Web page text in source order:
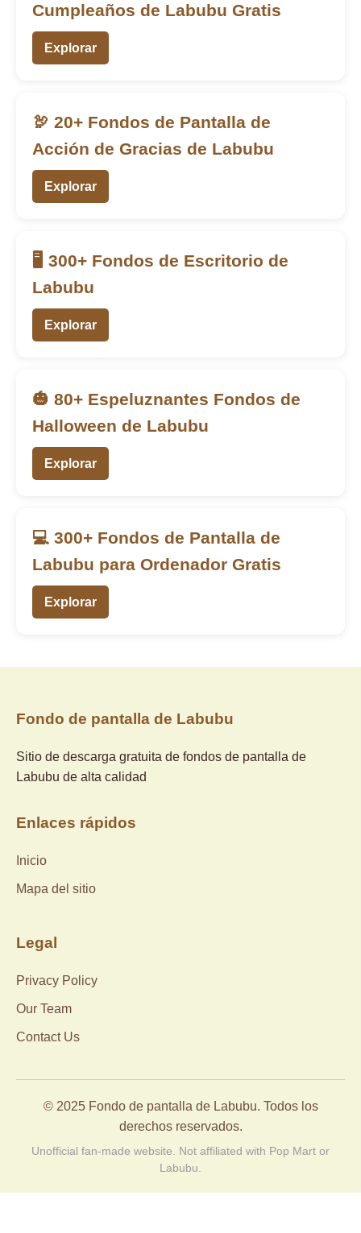
Cumpleaños de Labubu Gratis
Explorar
🦃 20+ Fondos de Pantalla de
Acción de Gracias de Labubu
Explorar
🖥️ 300+ Fondos de Escritorio de
Labubu
Explorar
🎃 80+ Espeluznantes Fondos de
Halloween de Labubu
Explorar
💻 300+ Fondos de Pantalla de
Labubu para Ordenador Gratis
Explorar
Fondo de pantalla de Labubu
Sitio de descarga gratuita de fondos de pantalla de
Labubu de alta calidad
Enlaces rápidos
Inicio
Mapa del sitio
Legal
Privacy Policy
Our Team
Contact Us
© 2025 Fondo de pantalla de Labubu. Todos los
derechos reservados.
Unofficial fan-made website. Not affiliated with Pop Mart or
Labubu.